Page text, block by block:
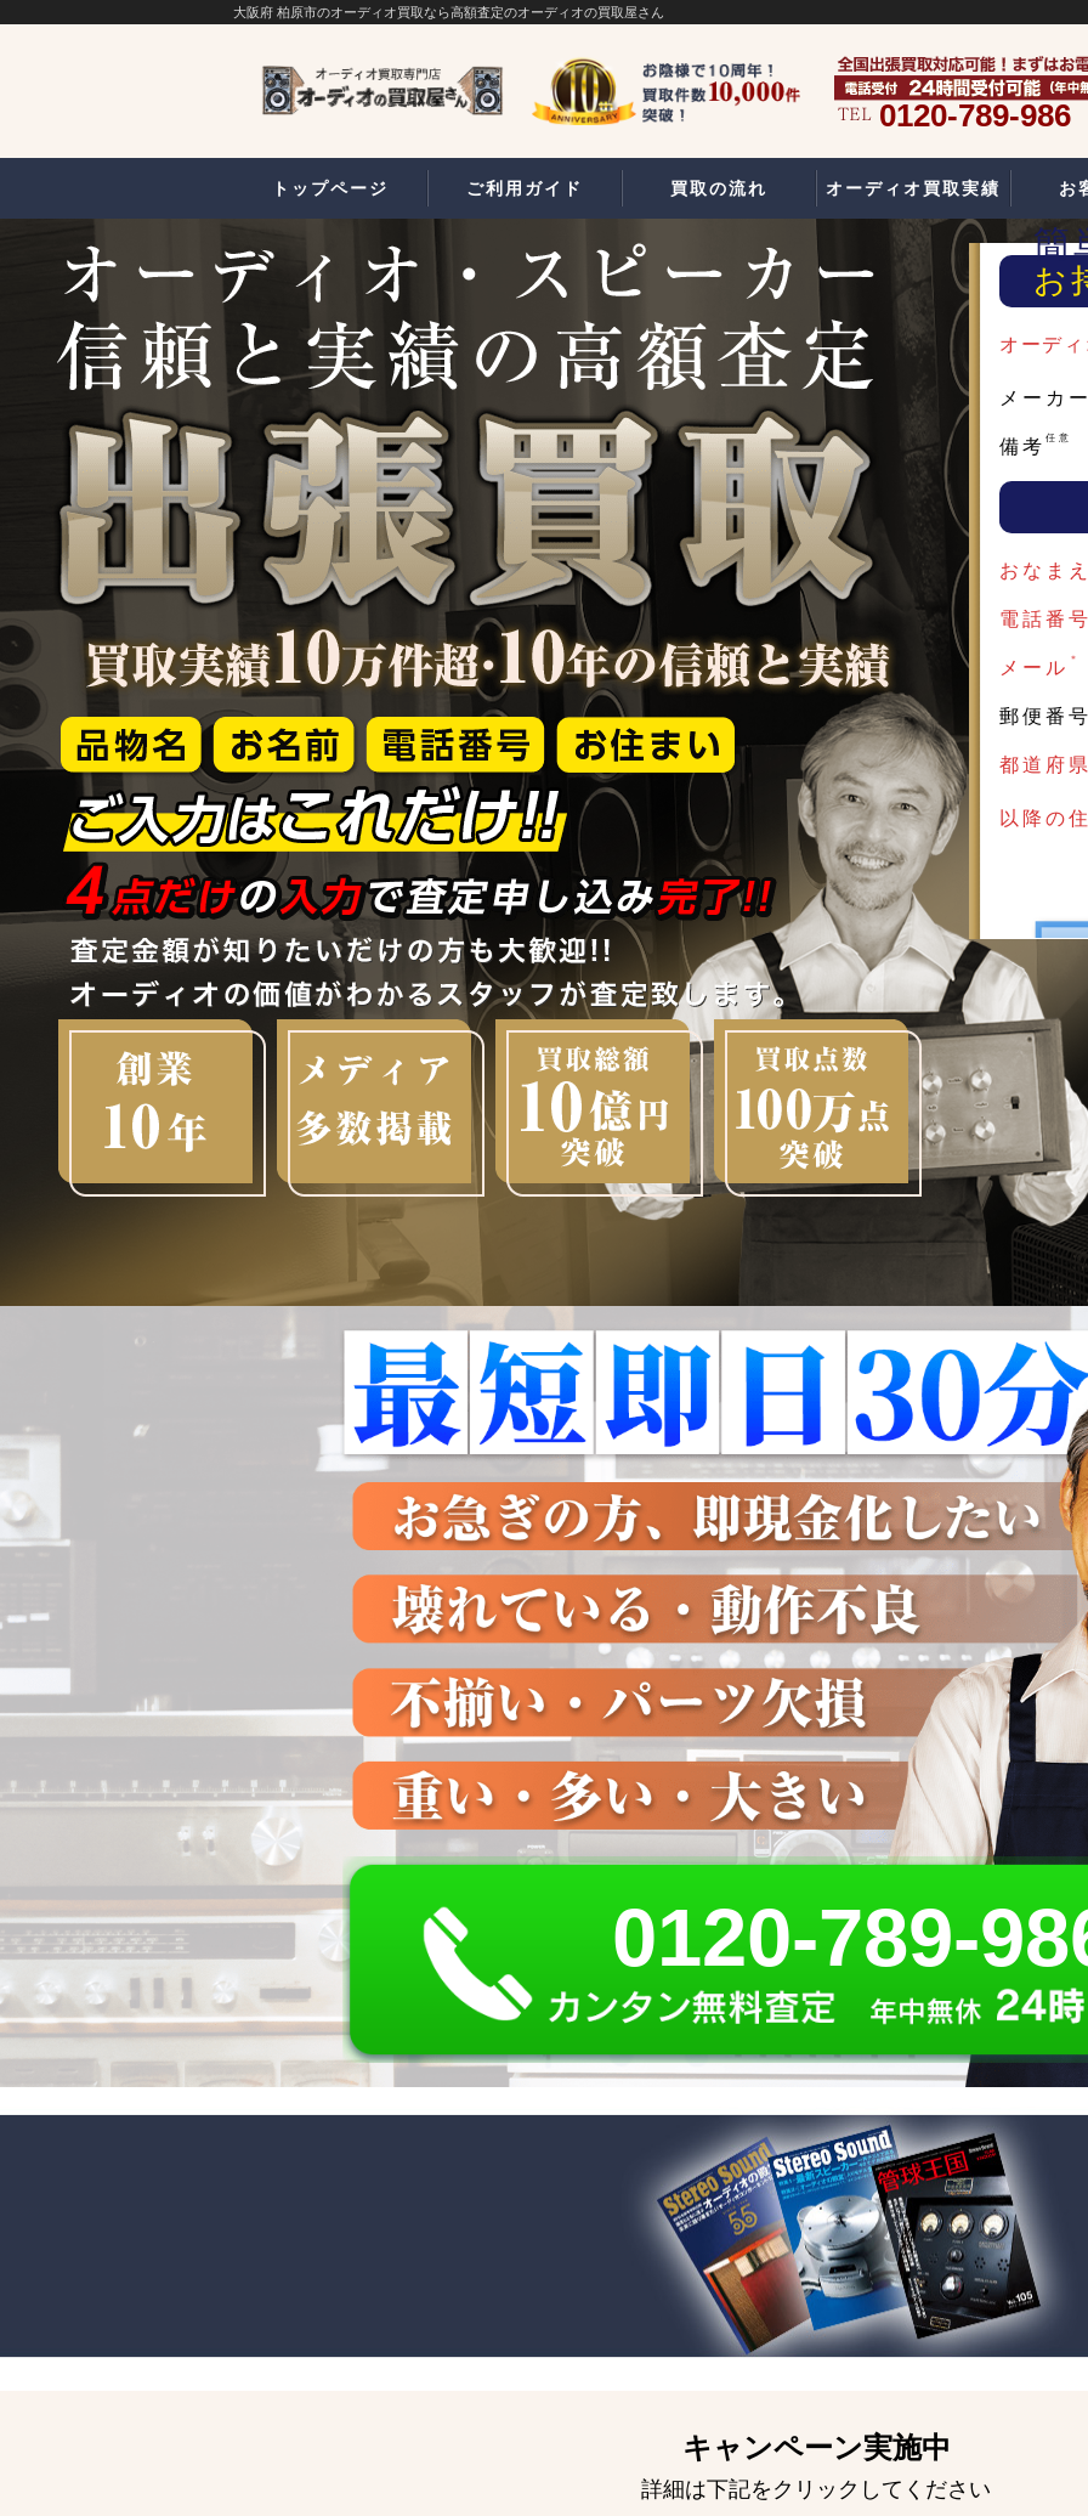
大阪府 柏原市のオーディオ買取なら高額査定のオーディオの買取屋さん
0120-789-986
トップページ ご利用ガイド 買取の流れ オーディオ買取実績 お
簡
お
オーデ
メーカ
備考 任意
おなま
電話番
メール ＊
郵便番
都道府
以降の
0120-789-
キャンペーン実施中
詳細は下記をクリックしてください